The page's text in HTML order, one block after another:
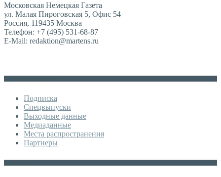
Московская Немецкая Газета
ул. Малая Пироговская 5, Офис 54
Россия, 119435 Москва
Телефон: +7 (495) 531-68-87
E-Mail: redaktion@martens.ru
Подписка
Спецвыпуски
Выходные данные
Медиаданные
Места распространения
Партнеры